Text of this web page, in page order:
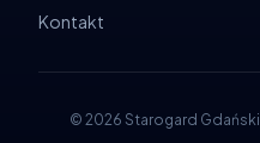
Kontakt
© 2026 Starogard Gdański